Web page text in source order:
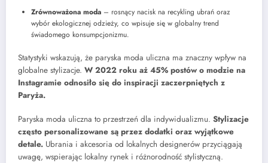
Zrównoważona moda – rosnący nacisk na recykling ubrań oraz
wybór ekologicznej odzieży, co wpisuje się w globalny trend
świadomego konsumpcjonizmu.
Statystyki wskazują, że paryska moda uliczna ma znaczny wpływ na
globalne stylizacje. W 2022 roku aż 45% postów o modzie na
Instagramie odnosiło się do inspiracji zaczerpniętych z
Paryża.
Paryska moda uliczna to przestrzeń dla indywidualizmu. Stylizacje
często personalizowane są przez dodatki oraz wyjątkowe
detale. Ubrania i akcesoria od lokalnych designerów przyciągają
uwagę, wspierając lokalny rynek i różnorodność stylistyczną.